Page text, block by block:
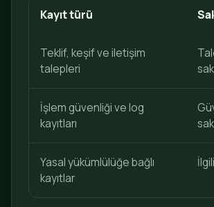
Kayıt türü
Teklif, keşif ve iletişim
talepleri
İşlem güvenliği ve log
kayıtları
Yasal yükümlülüğe bağlı
kayıtlar